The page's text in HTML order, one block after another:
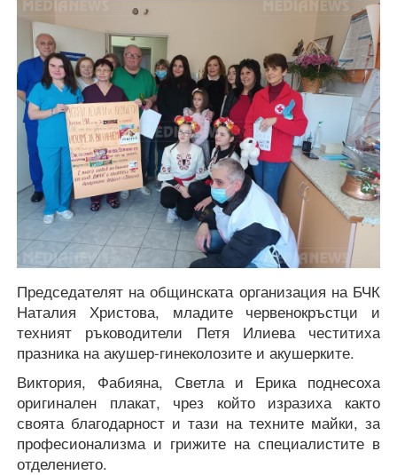
Председателят на общинската организация на БЧК
Наталия Христова, младите червенокръстци и
техният ръководители Петя Илиева честитиха
празника на акушер-гинеколозите и акушерките.
Виктория, Фабияна, Светла и Ерика поднесоха
оригинален плакат, чрез който изразиха както
своята благодарност и тази на техните майки, за
професионализма и грижите на специалистите в
отделението.